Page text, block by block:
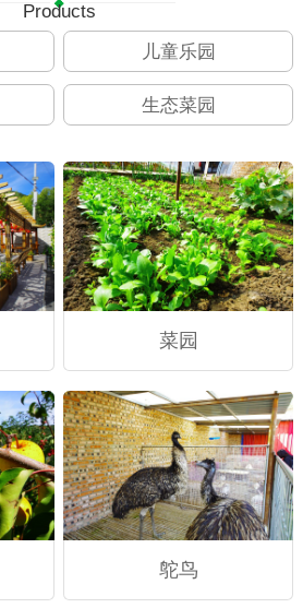
Products
儿童乐园
生态菜园
菜园
鸵鸟